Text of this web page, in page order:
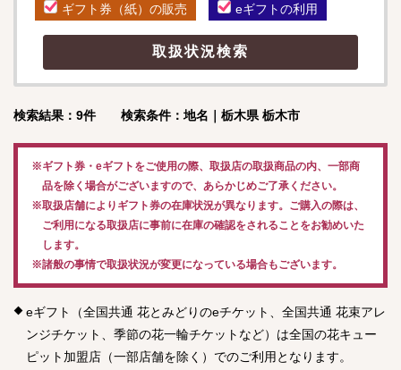
ギフト券（紙）の販売 eギフトの利用
検索結果：9件 検索条件：地名｜栃木県 栃木市
※ギフト券・eギフトをご使用の際、取扱店の取扱商品の内、一部商
品を除く場合がございますので、あらかじめご了承ください。
※取扱店舗によりギフト券の在庫状況が異なります。ご購入の際は、
ご利用になる取扱店に事前に在庫の確認をされることをお勧めいた
します。
※諸般の事情で取扱状況が変更になっている場合もございます。
eギフト（全国共通 花とみどりのeチケット、全国共通 花束アレ
ンジチケット、季節の花一輪チケットなど）は全国の花キュー
ピット加盟店（一部店舗を除く）でのご利用となります。